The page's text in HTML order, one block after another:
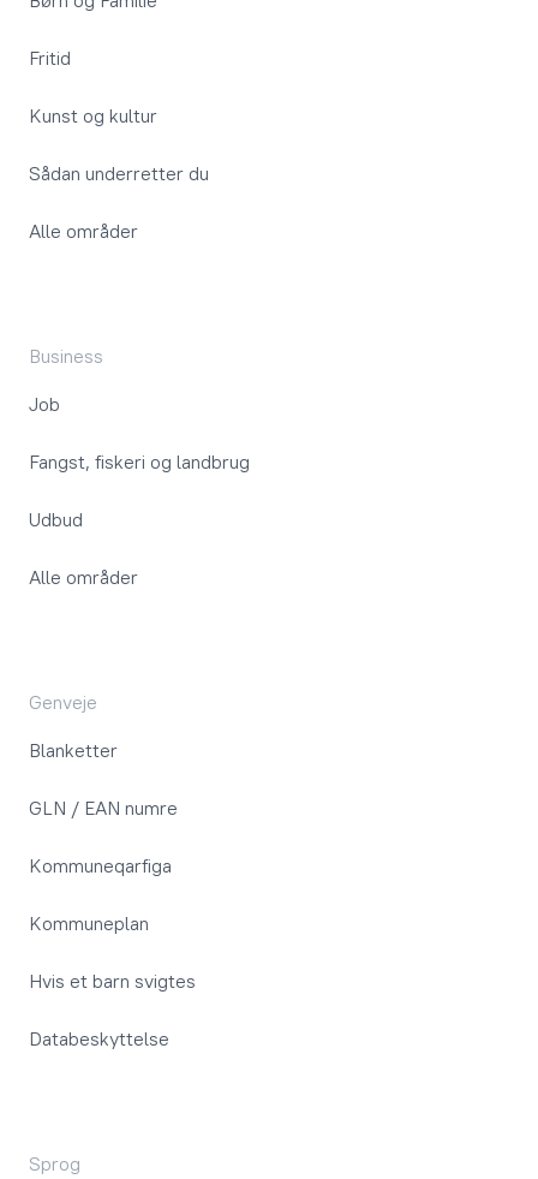
Fritid
Kunst og kultur
Sådan underretter du
Alle områder
Business
Job
Fangst, fiskeri og landbrug
Udbud
Alle områder
Genveje
Blanketter
GLN / EAN numre
Kommuneqarfiga
Kommuneplan
Hvis et barn svigtes
Databeskyttelse
Sprog